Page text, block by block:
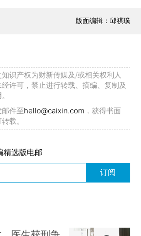
版面编辑：邱祺璞
识产权为财新传媒及/或相关权利人
许可，禁止进行转载、摘编、复制及
件至hello@caixin.com ，获得书面
载。
精选版电邮
订阅